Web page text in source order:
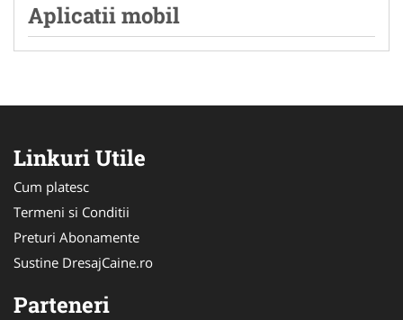
Aplicatii mobil
Linkuri Utile
Cum platesc
Termeni si Conditii
Preturi Abonamente
Sustine DresajCaine.ro
Parteneri